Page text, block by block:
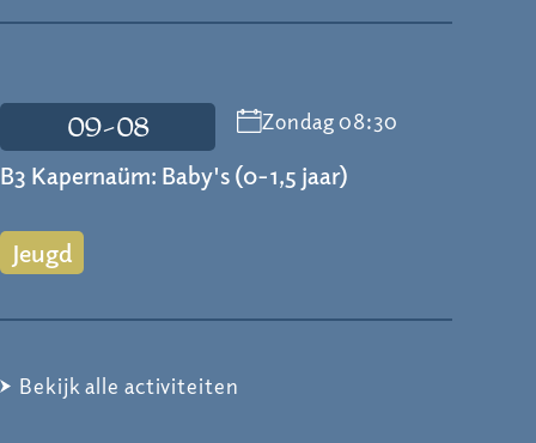
09-08 Zondag 08:30
B3 Kapernaüm: Baby's (0-1,5 jaar)
Jeugd
Bekijk alle activiteiten